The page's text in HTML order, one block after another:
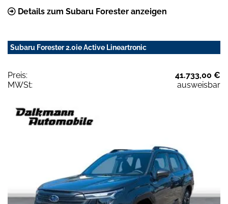
Details zum Subaru Forester anzeigen
Subaru Forester 2.0ie Active Lineartronic
Preis:
41.733,00 €
MWSt:
ausweisbar